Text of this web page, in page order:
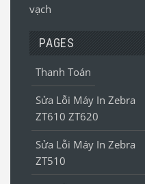
vạch
PAGES
Thanh Toán
Sửa Lỗi Máy In Zebra
ZT610 ZT620
Sửa Lỗi Máy In Zebra
ZT510